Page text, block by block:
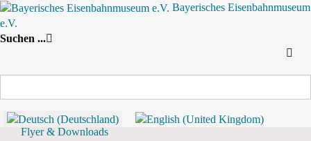
Bayerisches Eisenbahnmuseum
e.V.
Suchen ...
Nach Jahr
Flyer & Downloads